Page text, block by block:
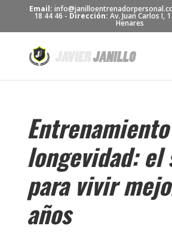
Email:
18 44 46 - Dirección: Av. Juan Carlos I,
Henares
longevidad: el
para vivir
años